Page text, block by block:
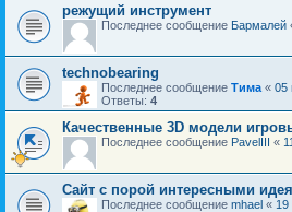
режущий инструмент
Последнее сообщение Бармалей
technobearing
Последнее сообщение Тима « 05
Ответы: 4
Качественные 3D модели
Последнее сообщение PavelIII «
Сайт с порой интересными
Последнее сообщение mhael « 19